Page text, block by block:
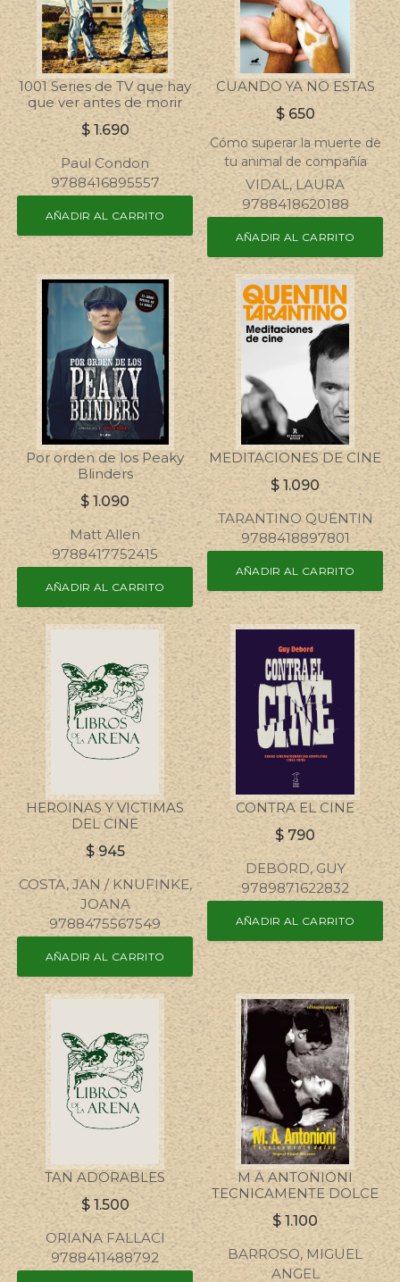
1001 Series de TV que hay
que ver antes de morir
$ 1.690
Paul Condon
9788416895557
AÑADIR AL CARRITO
CUANDO YA NO ESTAS
$ 650
Cómo superar la muerte de
tu animal de compañía
VIDAL, LAURA
9788418620188
AÑADIR AL CARRITO
Por orden de los Peaky
Blinders
$ 1.090
Matt Allen
9788417752415
AÑADIR AL CARRITO
MEDITACIONES DE CINE
$ 1.090
TARANTINO QUENTIN
9788418897801
AÑADIR AL CARRITO
HEROINAS Y VICTIMAS
DEL CINE
$945
COSTA, JAN / KNUFINKE,
JOANA
9788475567549
AÑADIR AL CARRITO
CONTRA EL CINE
$ 790
DEBORD, GUY
9789871622832
AÑADIR AL CARRITO
TAN ADORABLES
$ 1.500
ORIANA FALLACI
9788411488792
M A ANTONIONI
TECNICAMENTE DOLCE
$ 1.100
BARROSO, MIGUEL
ANGEL